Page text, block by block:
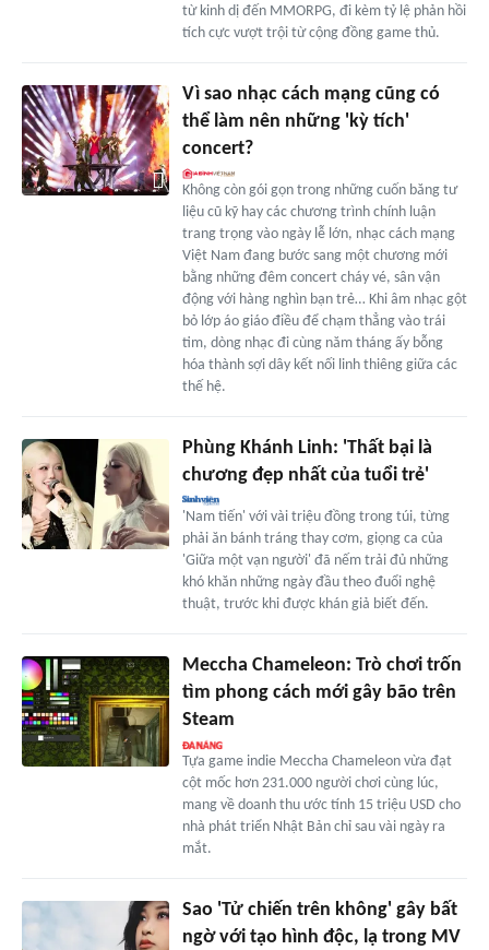
từ kinh dị đến MMORPG, đi kèm tỷ lệ phản hồi
tích cực vượt trội từ cộng đồng game thủ.
Vì sao nhạc cách mạng cũng có
thể làm nên những 'kỳ tích'
concert?
Không còn gói gọn trong những cuốn băng tư
liệu cũ kỹ hay các chương trình chính luận
trang trọng vào ngày lễ lớn, nhạc cách mạng
Việt Nam đang bước sang một chương mới
bằng những đêm concert cháy vé, sân vận
động với hàng nghìn bạn trẻ… Khi âm nhạc gột
bỏ lớp áo giáo điều để chạm thẳng vào trái
tim, dòng nhạc đi cùng năm tháng ấy bỗng
hóa thành sợi dây kết nối linh thiêng giữa các
thế hệ.
Phùng Khánh Linh: 'Thất bại là
chương đẹp nhất của tuổi trẻ'
'Nam tiến' với vài triệu đồng trong túi, từng
phải ăn bánh tráng thay cơm, giọng ca của
'Giữa một vạn người' đã nếm trải đủ những
khó khăn những ngày đầu theo đuổi nghệ
thuật, trước khi được khán giả biết đến.
Meccha Chameleon: Trò chơi trốn
tìm phong cách mới gây bão trên
Steam
Tựa game indie Meccha Chameleon vừa đạt
cột mốc hơn 231.000 người chơi cùng lúc,
mang về doanh thu ước tính 15 triệu USD cho
nhà phát triển Nhật Bản chỉ sau vài ngày ra
mắt.
Sao 'Tử chiến trên không' gây bất
ngờ với tạo hình độc, lạ trong MV